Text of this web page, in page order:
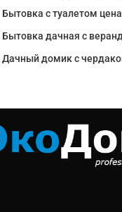
Бытовка с туалетом цена
Бытовка дачная с
Дачный домик с